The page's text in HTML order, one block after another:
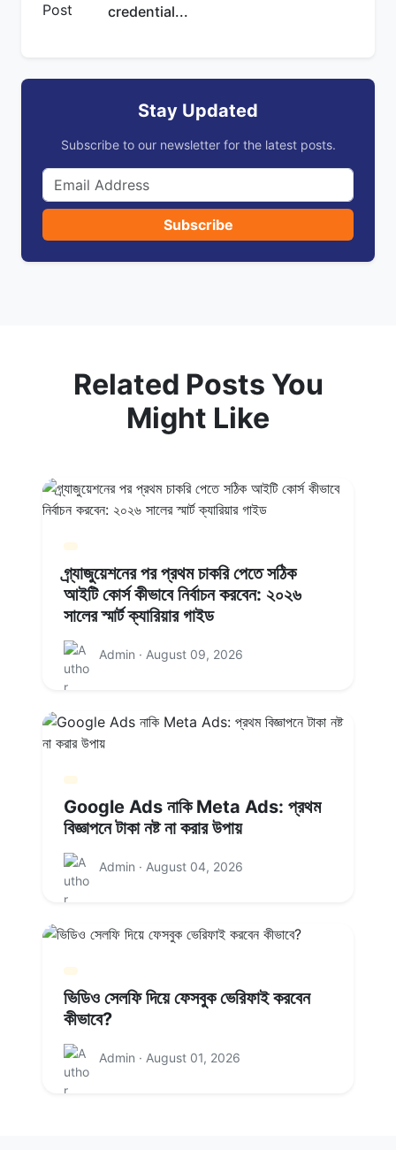
credential...
Stay Updated
Subscribe to our newsletter for the latest posts.
Subscribe
Related Posts You
Might Like
গ্র্যাজুয়েশনের পর প্রথম চাকরি পেতে সঠিক
আইটি কোর্স কীভাবে নির্বাচন করবেন: ২০২৬
সালের স্মার্ট ক্যারিয়ার গাইড
Admin · August 09, 2026
Google Ads নাকি Meta Ads: প্রথম
বিজ্ঞাপনে টাকা নষ্ট না করার উপায়
Admin · August 04, 2026
ভিডিও সেলফি দিয়ে ফেসবুক ভেরিফাই করবেন
কীভাবে?
Admin · August 01, 2026